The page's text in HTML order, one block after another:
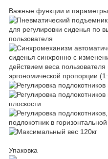
Важные функции и параметры
Упаковка